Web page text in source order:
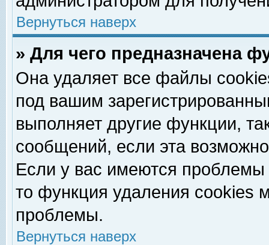
Вернуться наверх
» Для чего предназначена
Она удаляет все файлы
под вашим
выполняет другие функции,
сообщений, если эта
Если у вас имеются
то функция удаления cookies
проблемы.
Вернуться наверх